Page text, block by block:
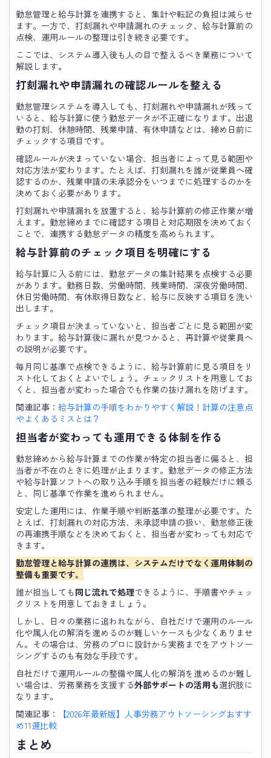
勤怠管理と給与計算を連携すると、集計や転記の負担は減らせ
ます。一方で、打刻漏れや申請漏れのチェック、給与計算前の
点検、運用ルールの整理は引き続き必要です。
ここでは、システム導入後も人の目で整えるべき業務について
解説します。
打刻漏れや申請漏れの確認ルールを整える
勤怠管理システムを導入しても、打刻漏れや申請漏れが残って
いると、給与計算に使う勤怠データが不正確になります。出退
勤の打刻、休憩時間、残業申請、有休申請などは、締め日前に
チェックする項目です。
確認ルールが決まっていない場合、担当者によって見る範囲や
対応方法が変わります。たとえば、打刻漏れを誰が従業員へ確
認するのか、残業申請の未承認分をいつまでに処理するのかを
決めておく必要があります。
打刻漏れや申請漏れを放置すると、給与計算前の修正作業が増
えます。勤怠締めまでに確認する項目と対応期限を決めておく
ことで、連携する勤怠データの精度を高められます。
給与計算前のチェック項目を明確にする
給与計算に入る前には、勤怠データの集計結果を点検する必要
があります。勤務日数、労働時間、残業時間、深夜労働時間、
休日労働時間、有休取得日数など、給与に反映する項目を洗い
出します。
チェック項目が決まっていないと、担当者ごとに見る範囲が変
わります。給与計算後に漏れが見つかると、再計算や従業員へ
の説明が必要です。
毎月同じ基準で点検できるように、給与計算前に見る項目をリ
スト化しておくとよいでしょう。チェックリストを用意してお
くと、担当者が変わった場合でも作業の抜け漏れを防げます。
関連記事： 給与計算の手順をわかりやすく解説！計算の注意点
やよくあるミスとは？
担当者が変わっても運用できる体制を作る
勤怠締めから給与計算までの作業が特定の担当者に偏ると、担
当者が不在のときに処理が止まります。勤怠データの修正方法
や給与計算ソフトへの取り込み手順を担当者の経験だけに頼る
と、同じ基準で作業を進められません。
安定した運用には、作業手順や判断基準の整理が必要です。た
とえば、打刻漏れの対応方法、未承認申請の扱い、勤怠修正後
の再連携手順などを決めておくと、担当者が変わっても対応で
きます。
勤怠管理と給与計算の連携は、システムだけでなく運用体制の
整備も重要です。
誰が担当しても 同じ流れで処理できるように、手順書やチェッ
クリストを用意しておきましょう。
しかし、日々の業務に追われながら、自社だけで運用のルール
化や属人化の解消を進めるのが難しいケースも少なくありませ
ん。その場合は、労務のプロに設計から実務までをアウトソー
シングするのも有効な手段です。
自社だけで運用ルールの整備や属人化の解消を進めるのが難し
い場合は、労務業務を支援する外部サポートの活用も選択肢に
なります。
関連記事：
【2026年最新版】人事労務アウトソーシングおすす
め11選比較
まとめ